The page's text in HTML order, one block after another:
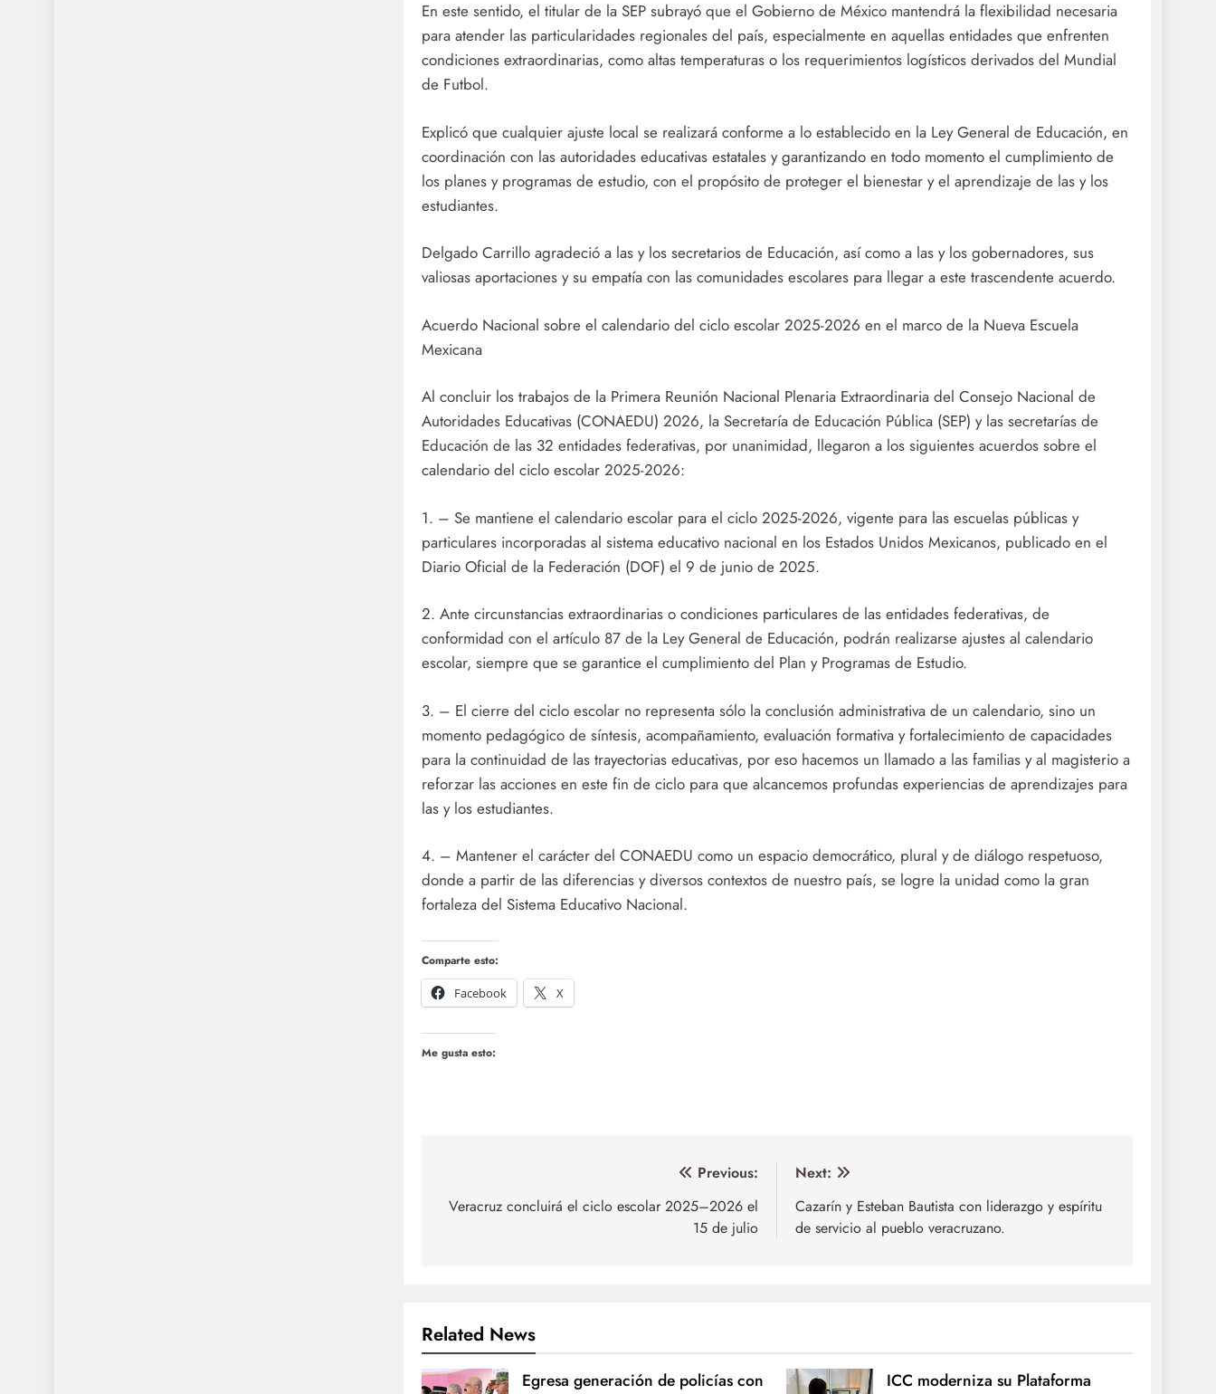
En este sentido, el titular de la SEP subrayó que el Gobierno de México mantendrá la flexibilidad necesaria
para atender las particularidades regionales del país, especialmente en aquellas entidades que enfrenten
condiciones extraordinarias, como altas temperaturas o los requerimientos logísticos derivados del Mundial
de Futbol.
Explicó que cualquier ajuste local se realizará conforme a lo establecido en la Ley General de Educación, en
coordinación con las autoridades educativas estatales y garantizando en todo momento el cumplimiento de
los planes y programas de estudio, con el propósito de proteger el bienestar y el aprendizaje de las y los
estudiantes.
Delgado Carrillo agradeció a las y los secretarios de Educación, así como a las y los gobernadores, sus
valiosas aportaciones y su empatía con las comunidades escolares para llegar a este trascendente acuerdo.
Acuerdo Nacional sobre el calendario del ciclo escolar 2025-2026 en el marco de la Nueva Escuela
Mexicana
Al concluir los trabajos de la Primera Reunión Nacional Plenaria Extraordinaria del Consejo Nacional de
Autoridades Educativas (CONAEDU) 2026, la Secretaría de Educación Pública (SEP) y las secretarías de
Educación de las 32 entidades federativas, por unanimidad, llegaron a los siguientes acuerdos sobre el
calendario del ciclo escolar 2025-2026:
1. – Se mantiene el calendario escolar para el ciclo 2025-2026, vigente para las escuelas públicas y
particulares incorporadas al sistema educativo nacional en los Estados Unidos Mexicanos, publicado en el
Diario Oficial de la Federación (DOF) el 9 de junio de 2025.
2. Ante circunstancias extraordinarias o condiciones particulares de las entidades federativas, de
conformidad con el artículo 87 de la Ley General de Educación, podrán realizarse ajustes al calendario
escolar, siempre que se garantice el cumplimiento del Plan y Programas de Estudio.
3. – El cierre del ciclo escolar no representa sólo la conclusión administrativa de un calendario, sino un
momento pedagógico de síntesis, acompañamiento, evaluación formativa y fortalecimiento de capacidades
para la continuidad de las trayectorias educativas, por eso hacemos un llamado a las familias y al magisterio a
reforzar las acciones en este fin de ciclo para que alcancemos profundas experiencias de aprendizajes para
las y los estudiantes.
4. – Mantener el carácter del CONAEDU como un espacio democrático, plural y de diálogo respetuoso,
donde a partir de las diferencias y diversos contextos de nuestro país, se logre la unidad como la gran
fortaleza del Sistema Educativo Nacional.
Comparte esto:
Facebook
X
Me gusta esto:
de
Previous:
Veracruz concluirá el ciclo escolar 2025–2026 el
15 de julio
Next:
Cazarín y Esteban Bautista con liderazgo y espíritu
de servicio al pueblo veracruzano.
Related News
Egresa generación de policías con
ICC moderniza su Plataforma